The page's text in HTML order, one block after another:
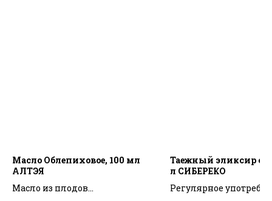
Масло Облепиховое, 100 мл
АЛТЭЯ
Масло из плодов
Таежный эликсир с
л СИБЕРЕКО
Регулярное